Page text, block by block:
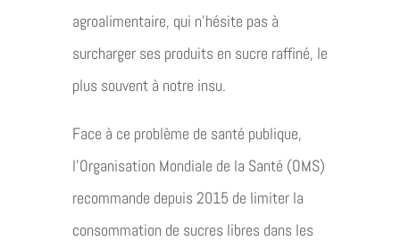
agroalimentaire, qui n’hésite pas à
surcharger ses produits en sucre raffiné, le
plus souvent à notre insu.
Face à ce problème de santé publique,
l’Organisation Mondiale de la Santé (OMS)
recommande depuis 2015 de limiter la
consommation de sucres libres dans les